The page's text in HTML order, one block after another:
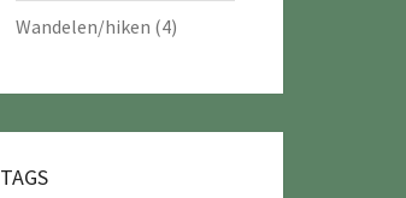
Wandelen/hiken (4)
TAGS